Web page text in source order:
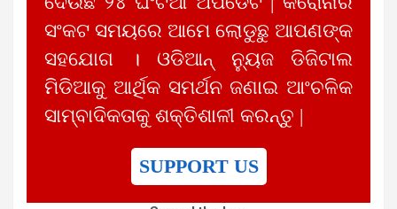
ସଂକଟ ସମୟରେ ଆମେ ଲୋଡୁଛୁ ଆପଣଙ୍କ
ସହଯୋଗ । ଓଡିଆନ୍ ନ୍ୟୁଜ ଡିଜିଟାଲ
ମିଡିଆକୁ ଆର୍ଥିକ ସମର୍ଥନ ଜଣାଇ ଆଂଚଳିକ
ସାମ୍ବାଦିକତାକୁ ଶକ୍ତିଶାଳୀ କରନ୍ତୁ |
SUPPORT US